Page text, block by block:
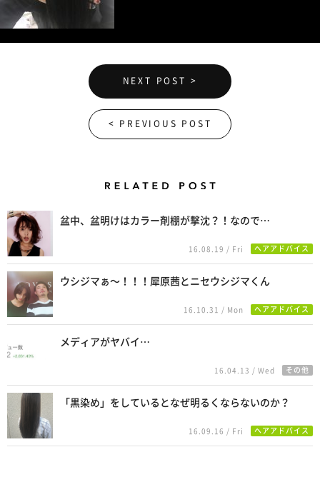
NEXT POST >
< PREVIOUS POST
盆中、盆明けはカラー剤棚が撃沈？！なので…
16.08.19 / Fri ヘアアドバイス
ウシジマぁ〜！！！犀原茜とニセウシジマくん
16.10.31 / Mon ヘアアドバイス
メディアがヤバイ…
16.04.13 / Wed その他
「黒染め」をしているとなぜ明るくならないのか？
16.09.16 / Fri ヘアアドバイス